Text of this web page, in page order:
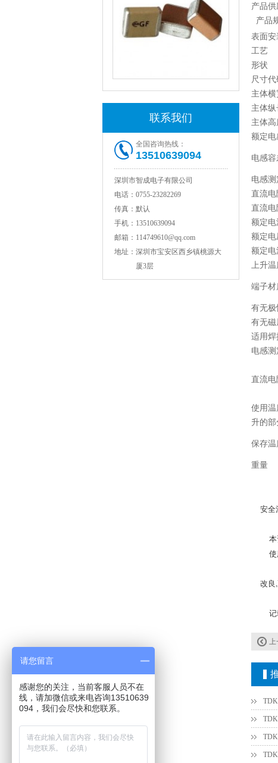
1808 Y2 1NF安规贴片电容Johanson品牌
联系我们
全国咨询热线：
13510639094
深圳市智成电子有限公司
电话： 0755-23282269
传真： 默认
手机： 13510639094
邮箱： 114749610@qq.com
地址： 深圳市宝安区西乡镇桃源大
厦3层
产品
产品
表面
工艺
形状
尺寸代
主体
主体
主体
额定电
电感容
电感
直流电
直流电
额定电
额定
额定电
上升温
端子材
有无
有无磁
适用
电感
直流
使用温
升的部
保存温
重量
安全
改良
上
请您留言
感谢您的关注，当前客服人员不在
线，请加微信或来电咨询13510639
094，我们会尽快和您联系。